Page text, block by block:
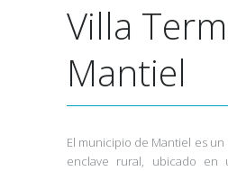
Villa
Mantiel
El municipio de Mantiel es
enclave rural, ubicado en